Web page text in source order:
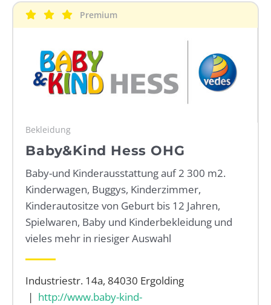
WEBRADIO Premium
Bekleidung
Baby&Kind Hess OHG
Baby-und Kinderausstattung auf 2 300 m2.
Kinderwagen, Buggys, Kinderzimmer,
Kinderautositze von Geburt bis 12 Jahren,
Spielwaren, Baby und Kinderbekleidung und
vieles mehr in riesiger Auswahl
Industriestr. 14a, 84030 Ergolding
| http://www.baby-kind-